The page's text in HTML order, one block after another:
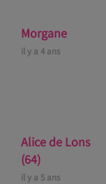
Morgane
il y a 4 ans
Alice de Lons
(64)
il y a 5 ans